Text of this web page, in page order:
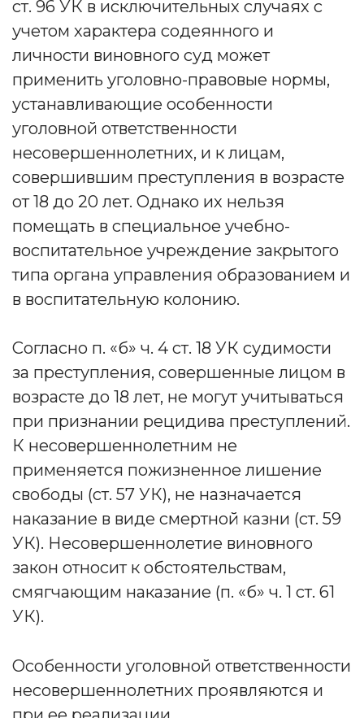
ст. 96 УК в исключительных случаях с
учетом характера содеянного и
личности виновного суд может
применить уголовно-правовые нормы,
устанавливающие особенности
уголовной ответственности
несовершеннолетних, и к лицам,
совершившим преступления в возрасте
от 18 до 20 лет. Однако их нельзя
помещать в специальное учебно-
воспитательное учреждение закрытого
типа органа управления образованием и
в воспитательную колонию.
Согласно п. «б» ч. 4 ст. 18 УК судимости
за преступления, совершенные лицом в
возрасте до 18 лет, не могут учитываться
при признании рецидива преступлений.
К несовершеннолетним не
применяется пожизненное лишение
свободы (ст. 57 УК), не назначается
наказание в виде смертной казни (ст. 59
УК). Несовершеннолетие виновного
закон относит к обстоятельствам,
смягчающим наказание (п. «б» ч. 1 ст. 61
УК).
Особенности уголовной ответственности
несовершеннолетних проявляются и